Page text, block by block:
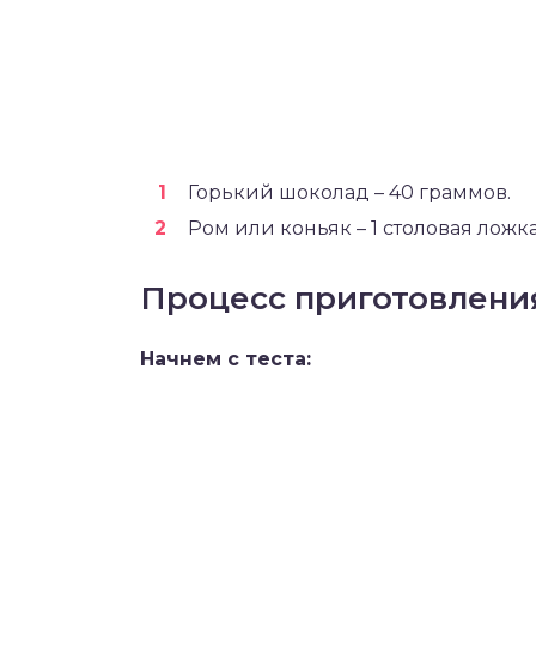
Горький шоколад – 40 граммов.
Ром или коньяк – 1 столовая
Процесс
Начнем с теста: